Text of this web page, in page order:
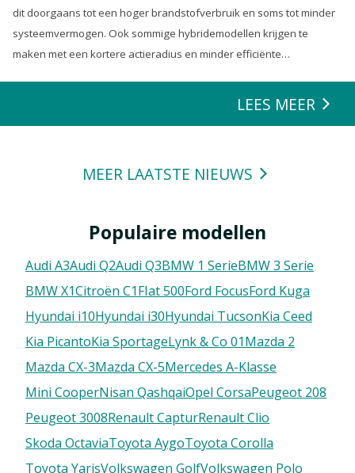
dit doorgaans tot een hoger brandstofverbruik en soms tot minder
systeemvermogen. Ook sommige hybridemodellen krijgen te
maken met een kortere actieradius en minder efficiënte
LEES MEER
MEER LAATSTE NIEUWS
Populaire modellen
Audi A3Audi Q2Audi Q3BMW 1 SerieBMW 3 Serie
BMW X1Citroën C1FIat 500Ford FocusFord Kuga
Hyundai i10Hyundai i30Hyundai TucsonKia Ceed
Kia PicantoKia SportageLynk & Co 01Mazda 2
Mazda CX-3Mazda CX-5Mercedes A-Klasse
Mini CooperNisan QashqaiOpel CorsaPeugeot 208
Peugeot 3008Renault CapturRenault Clio
Skoda OctaviaToyota AygoToyota Corolla
Toyota YarisVolkswagen GolfVolkswagen Polo